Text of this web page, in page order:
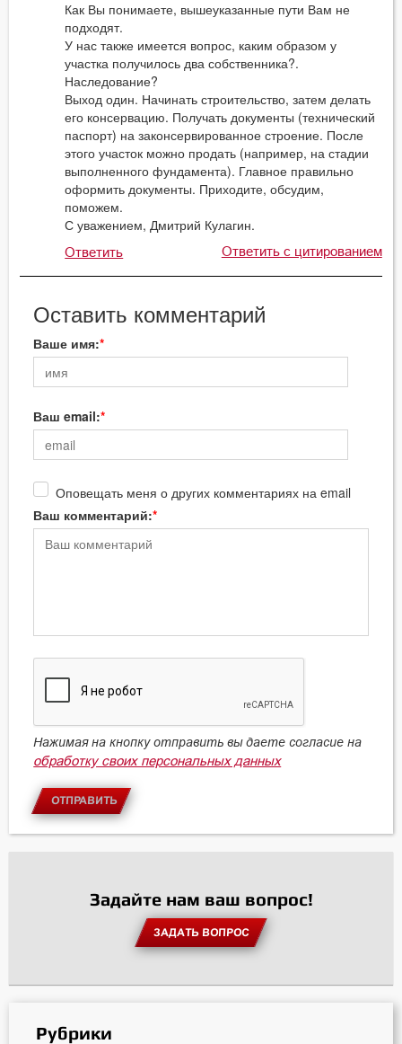
Как Вы понимаете, вышеуказанные пути Вам не
подходят.
У нас также имеется вопрос, каким образом у
участка получилось два собственника?.
Наследование?
Выход один. Начинать строительство, затем делать
его консервацию. Получать документы (технический
паспорт) на законсервированное строение. После
этого участок можно продать (например, на стадии
выполненного фундамента). Главное правильно
оформить документы. Приходите, обсудим,
поможем.
С уважением, Дмитрий Кулагин.
Ответить Ответить с цитированием
Оставить комментарий
Ваше имя:
Ваш email:
Оповещать меня о других комментариях на email
Ваш комментарий:
Нажимая на кнопку отправить вы даете согласие на
обработку своих персональных данных
ОТПРАВИТЬ
Задайте нам ваш вопрос!
ЗАДАТЬ ВОПРОС
Рубрики